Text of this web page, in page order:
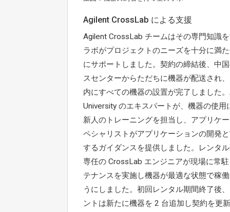
Agilent CrossLab による支援
Agilent CrossLab チームはその専門知識
ラボがプロジェクトのニーズを十分に満
にサポートしました。契約の締結後、中
スセンターからただちに機器が配送され
内にすべての機器の設置が完了しました
University のエキスパートが、機器の使用
新人のトレーニングを担当し、アプリケ
ペシャリストがアプリケーションの開発
するガイダンスを提供しました。レンタ
専任の CrossLab エンジニアが現場に常
テナンスを実施し機器が最適な状態で稼
うにしました。初回レンタル期間終了後
ントは新たに機器を 2 台追加し契約を更